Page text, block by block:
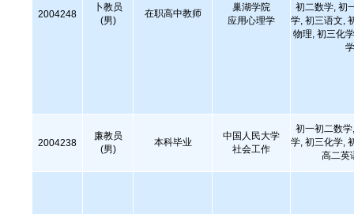
2004248
卜教员
(男)
在职高中教师
巢湖学院
应用心理学
初二数学, 初
学, 初三语文,
物理, 初三化
2004238
廉教员
(男)
本科毕业
中国人民大学
社会工作
初一初二数
学, 初三化学,
高二英